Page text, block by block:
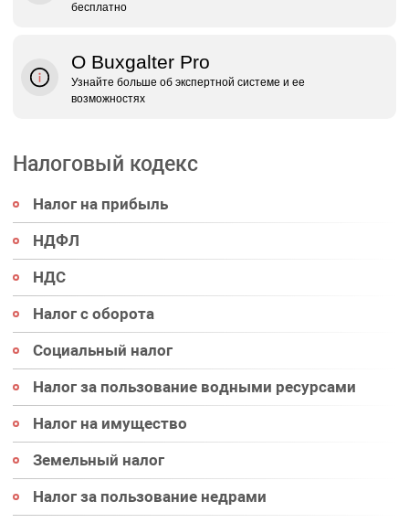
бесплатно
О Buxgalter Pro
Узнайте больше об экспертной системе и ее
возможностях
Налоговый кодекс
Налог на прибыль
НДФЛ
НДС
Налог с оборота
Социальный налог
Налог за пользование водными ресурсами
Налог на имущество
Земельный налог
Налог за пользование недрами